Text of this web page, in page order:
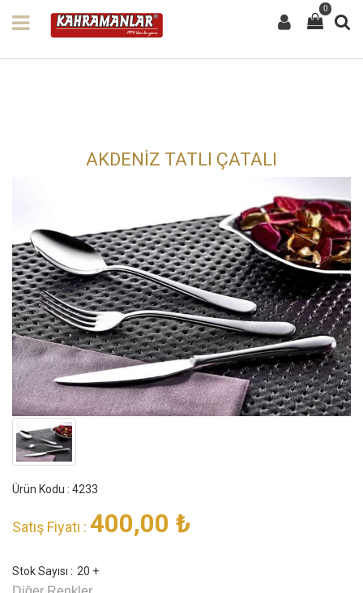
0
AKDENİZ TATLI ÇATALI
Ürün Kodu : 4233
Satış Fiyatı : 400,00 ₺
Stok Sayısı : 20 +